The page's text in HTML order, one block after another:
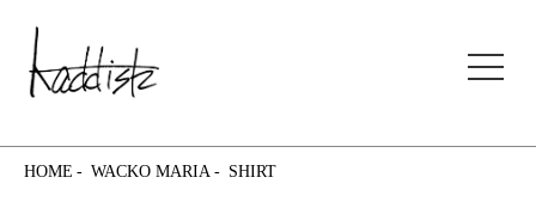
kaddish development store
HOME WACKO MARIA SHIRT